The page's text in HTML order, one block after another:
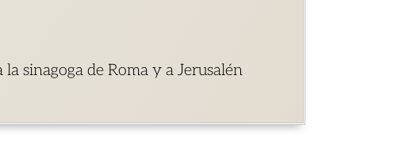
sinagoga de Roma y a Jerusalén